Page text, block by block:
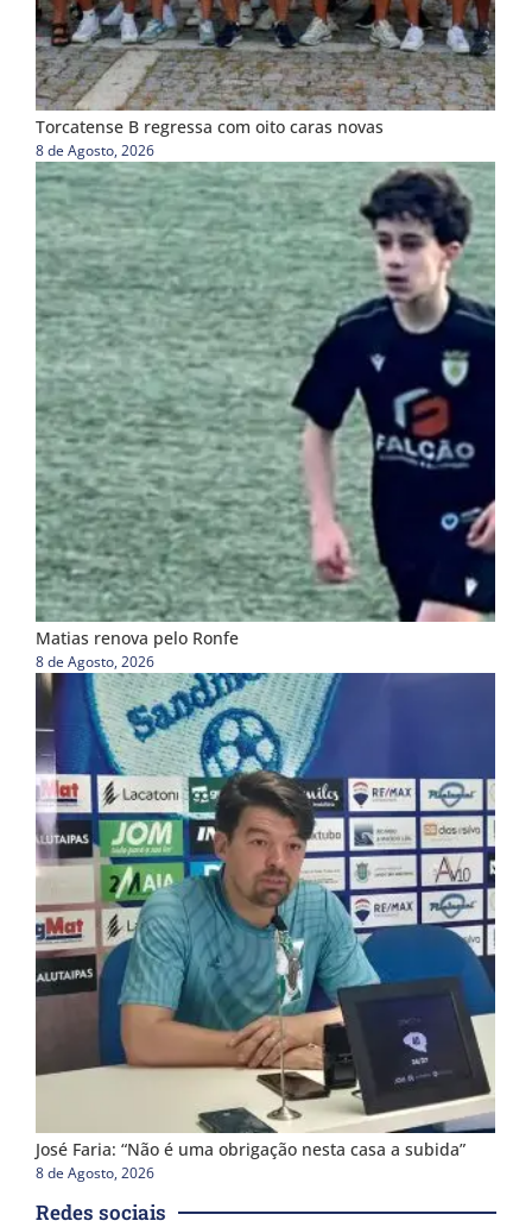
Torcatense B regressa com oito caras novas
8 de Agosto, 2026
Matias renova pelo Ronfe
8 de Agosto, 2026
José Faria: “Não é uma obrigação nesta casa a subida”
8 de Agosto, 2026
Redes sociais